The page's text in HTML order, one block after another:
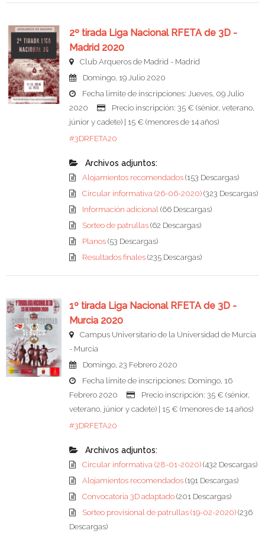
2º tirada Liga Nacional RFETA de 3D -
Madrid 2020
Club Arqueros de Madrid - Madrid
Domingo, 19 Julio 2020
Fecha límite de inscripciones: Jueves, 09 Julio
2020
Precio inscripción: 35 € (sénior, veterano,
júnior y cadete) | 15 € (menores de 14 años)
#3DRFETA20
Archivos adjuntos:
Alojamientos recomendados (153 Descargas)
Circular informativa (26-06-2020) (323 Descargas)
Información adicional (66 Descargas)
Sorteo de patrullas (62 Descargas)
Planos (53 Descargas)
Resultados finales (235 Descargas)
1º tirada Liga Nacional RFETA de 3D -
Murcia 2020
Campus Universitario de la Universidad de Murcia
- Murcia
Domingo, 23 Febrero 2020
Fecha límite de inscripciones: Domingo, 16
Febrero 2020
Precio inscripción: 35 € (sénior,
veterano, júnior y cadete) | 15 € (menores de 14 años)
#3DRFETA20
Archivos adjuntos:
Circular informativa (28-01-2020) (432 Descargas)
Alojamientos recomendados (191 Descargas)
Convocatoria 3D adaptado (201 Descargas)
Sorteo provisional de patrullas (19-02-2020) (236
Descargas)